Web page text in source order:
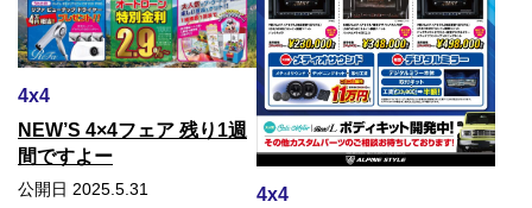
4x4
NEW’S 4×4フェア 残り1週
間ですよー
公開日 2025.5.31
4x4